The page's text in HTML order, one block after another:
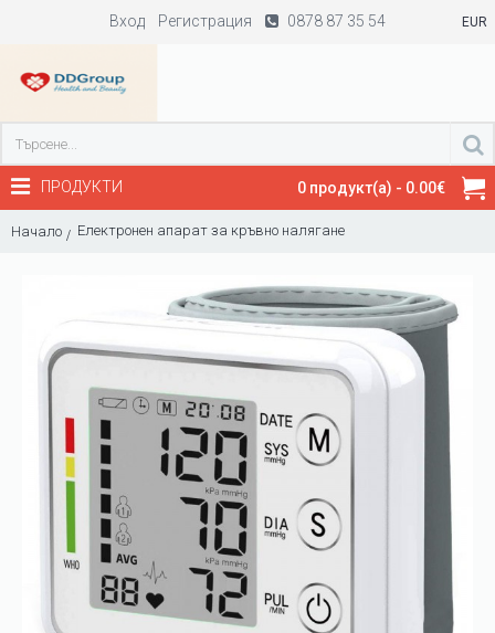
Вход Регистрация 0878 87 35 54 EUR
0 продукт(а) - 0.00€
ПРОДУКТИ
Начало Електронен апарат за кръвно налягане